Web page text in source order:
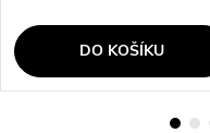
DO KOŠÍKU